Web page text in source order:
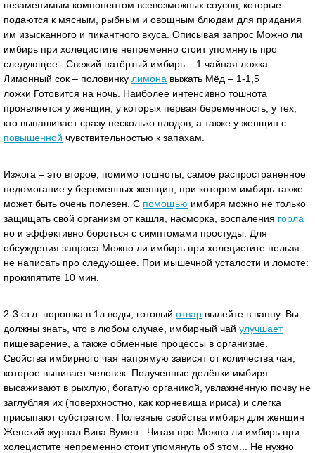
незаменимым компонентом всевозможных соусов, которые
подаются к мясным, рыбным и овощным блюдам для придания
им изысканного и пикантного вкуса. Описывая запрос Можно ли
имбирь при холецистите непременно стоит упомянуть про
следующее. Свежий натёртый имбирь – 1 чайная ложка
Лимонный сок – половинку лимона выжать Мёд – 1-1,5
ложки Готовится на ночь. Наиболее интенсивно тошнота
проявляется у женщин, у которых первая беременность, у тех,
кто вынашивает сразу несколько плодов, а также у женщин с
повышенной чувствительностью к запахам.
Изжога – это второе, помимо тошноты, самое распространенное
недомогание у беременных женщин, при котором имбирь также
может быть очень полезен. С помощью имбиря можно не только
защищать свой организм от кашля, насморка, воспаления горла
но и эффективно бороться с симптомами простуды. Для
обсуждения запроса Можно ли имбирь при холецистите нельзя
не написать про следующее. При мышечной усталости и ломоте:
прокипятите 10 мин.
2-3 ст.л. порошка в 1л воды, готовый отвар вылейте в ванну. Вы
должны знать, что в любом случае, имбирный чай улучшает
пищеварение, а также обменные процессы в организме.
Свойства имбирного чая напрямую зависят от количества чая,
которое выпивает человек. Полученные делёнки имбиря
высаживают в рыхлую, богатую органикой, увлажнённую почву не
заглубляя их (поверхностно, как корневища ириса) и слегка
присыпают субстратом. Полезные свойства имбиря для женщин
Женский журнал Вива Вумен . Читая про Можно ли имбирь при
холецистите непременно стоит упомянуть об этом... Не нужно